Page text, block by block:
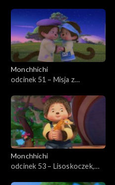
Monchhichi
odcinek 51 – Misja z
Monchhichi
odcinek 53 – Lisoskoczek,